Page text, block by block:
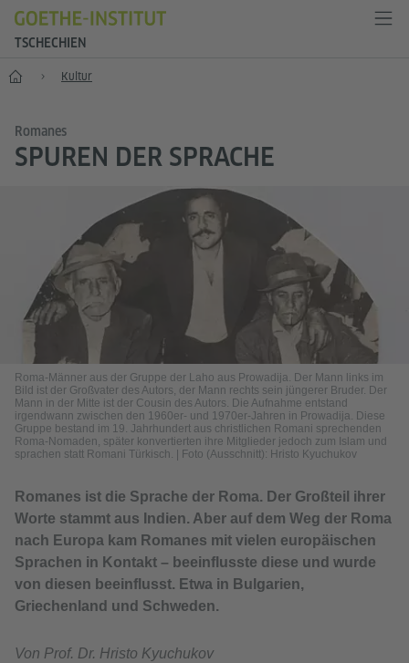
TSCHECHIEN
Start Kultur
Romanes
SPUREN DER SPRACHE
Roma-Männer aus der Gruppe der Laho aus Prowadija. Der Mann links im
Bild ist der Großvater des Autors, der Mann rechts sein jüngerer Bruder. Der
Mann in der Mitte ist der Cousin des Autors. Die Aufnahme entstand
irgendwann zwischen den 1960er- und 1970er-Jahren in Prowadija. Diese
Gruppe bestand im 19. Jahrhundert aus christlichen Romani sprechenden
Roma-Nomaden, später konvertierten ihre Mitglieder jedoch zum Islam und
sprachen statt Romani Türkisch.
Foto (Ausschnitt): Hristo Kyuchukov
Romanes ist die Sprache der Roma. Der Großteil ihrer
Worte stammt aus Indien. Aber auf dem Weg der Roma
nach Europa kam Romanes mit vielen europäischen
Sprachen in Kontakt – beeinflusste diese und wurde
von diesen beeinflusst. Etwa in Bulgarien,
Griechenland und Schweden.
Von Prof. Dr. Hristo Kyuchukov